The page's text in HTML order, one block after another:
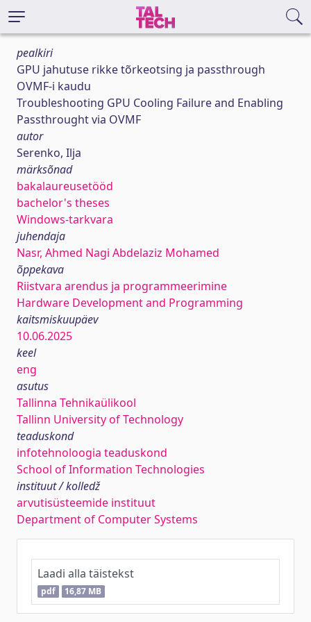
pealkiri
GPU jahutuse rikke tõrkeotsing ja passthrough
OVMF-i kaudu
Troubleshooting GPU Cooling Failure and Enabling
Passthrought via OVMF
autor
Serenko, Ilja
märksõnad
bakalaureusetööd
bachelor's theses
Windows-tarkvara
juhendaja
Nasr, Ahmed Nagi Abdelaziz Mohamed
õppekava
Riistvara arendus ja programmeerimine
Hardware Development and Programming
kaitsmiskuupäev
10.06.2025
keel
eng
asutus
Tallinna Tehnikaülikool
Tallinn University of Technology
teaduskond
infotehnoloogia teaduskond
School of Information Technologies
instituut / kolledž
arvutisüsteemide instituut
Department of Computer Systems
Laadi alla täistekst
pdf 16,87 MB